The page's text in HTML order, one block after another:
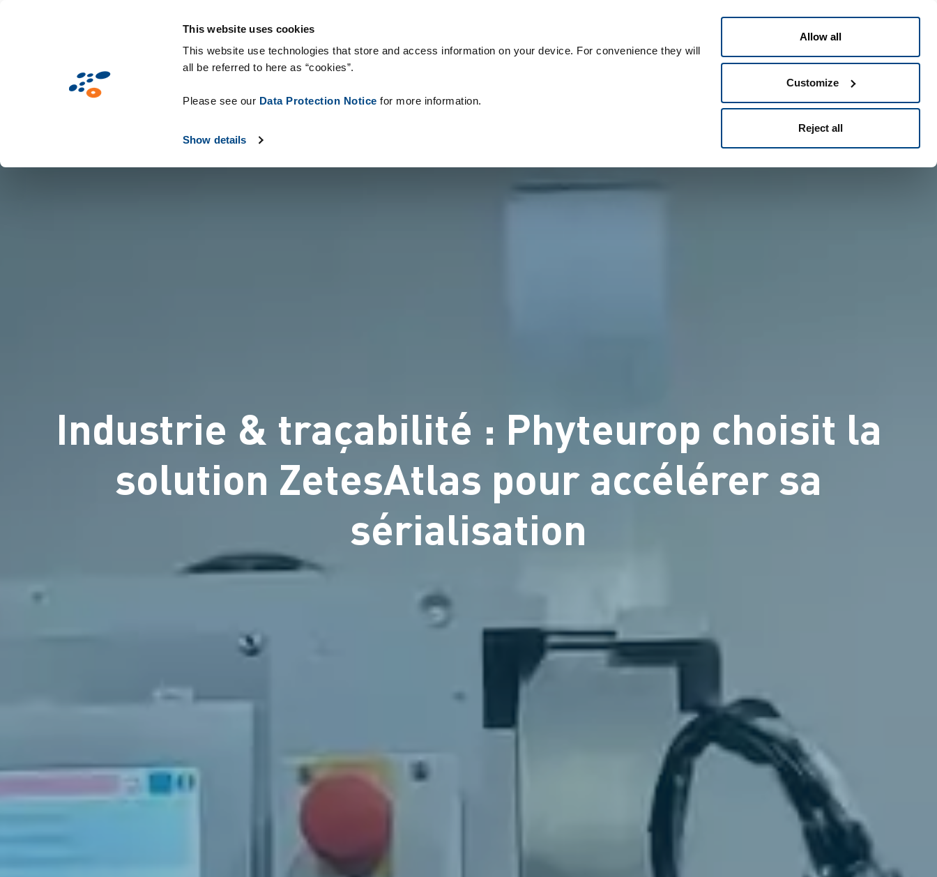
This website uses cookies
This website use technologies that store and access information on your device. For convenience they will
all be referred to here as “cookies”.
Please see our Data Protection Notice for more information.
Show details
Allow all
Customize
Reject all
Secteurs d'activité Technologies & Consommables
Industrie & traçabilité : Phyteurop choisit la
solution ZetesAtlas pour accélérer sa
sérialisation